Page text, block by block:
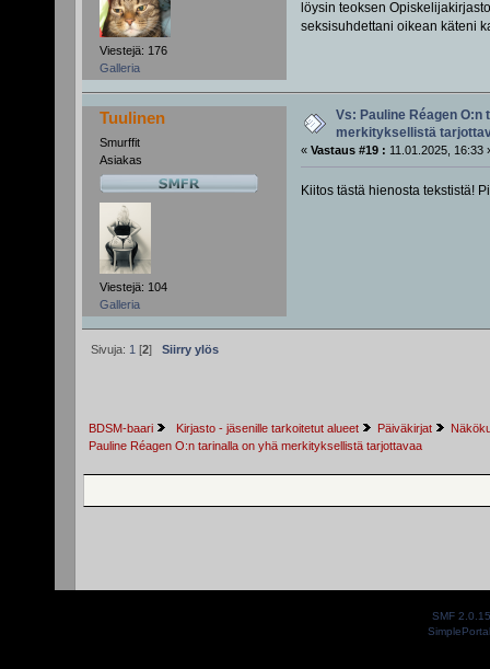
Viestejä: 176
Galleria
löysin teoksen
seksisuhdettani oikean käteni
Tuulinen
Smurffit
Asiakas
Viestejä: 104
Galleria
Vs: Pauline Réagen O:n
merkityksellistä
« Vastaus #19 : 11.01.2025, 16:33
Kiitos tästä hienosta tekstistä!
Sivuja: 1 [2] Siirry ylös
BDSM-baari Kirjasto - jäsenille tarkoitetut alueet Päiväkirjat
Pauline Réagen O:n tarinalla on yhä merkityksellistä tarjottavaa
SMF 2.0.15